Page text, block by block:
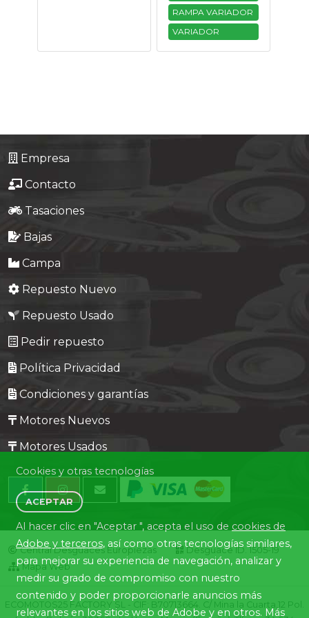
RAMPA VARIADOR
VARIADOR
Empresa
Contacto
Tasaciones
Bajas
Campa
Repuesto Nuevo
Repuesto Usado
Pedir repuesto
Política Privacidad
Condiciones y garantías
Motores Nuevos
Motores Usados
Central Desguaces Europiezas
Desguace ID. 1505-19
Mapa Web
ECOMOTOS25 FACTORY SL - CIF: B70713664. C/ Mina la Cuarta,12 Pol.
Cookies y otras tecnologías
ACEPTAR
Al hacer clic en "Aceptar ", acepta el uso de cookies de
Adobe y terceros, así como otras tecnologías similares,
para mejorar su experiencia de navegación, analizar y
medir su grado de compromiso con nuestro
contenido y poder proporcionarle anuncios más
relevantes en los sitios web de Adobe y en otros. Más